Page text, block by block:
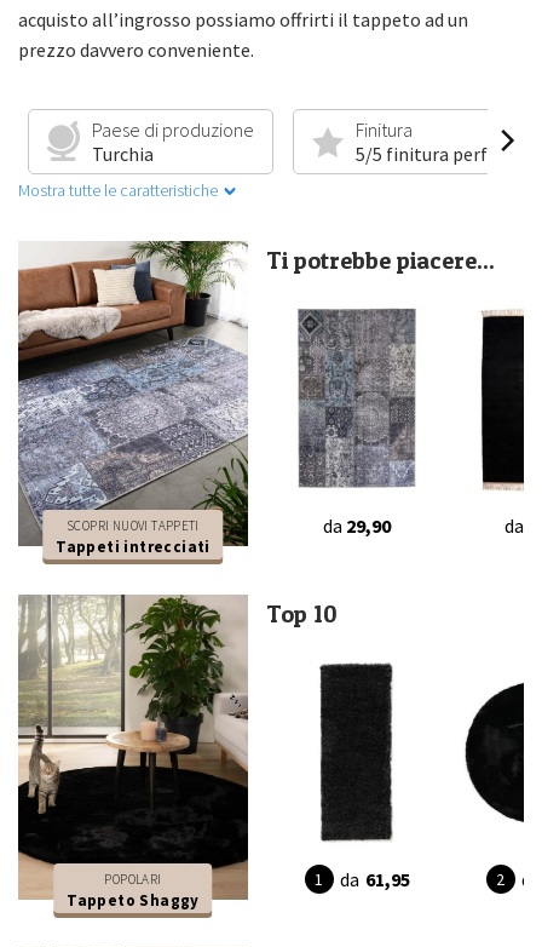
acquisto all’ingrosso possiamo offrirti il tappeto ad un
prezzo davvero conveniente.
Paese di produzione
Turchia
Finitura
5/5 finitura perfetta
Mostra tutte le caratteristiche
SCOPRI NUOVI TAPPETI
Tappeti intrecciati
Ti potrebbe piacere...
da 29,90 da
POPOLARI
Tappeto Shaggy
Top 10
da 61,95 da
Iscriviti e scopri per primo le nuove collezioni e le
Email
Oltre 350.000 persone